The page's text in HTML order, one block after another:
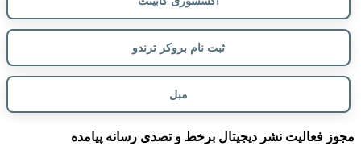
ثبت نام بروکر ترندو
مبل
مجوز فعالیت نشر دیجیتال برخط و تصدی رسانه پیامده